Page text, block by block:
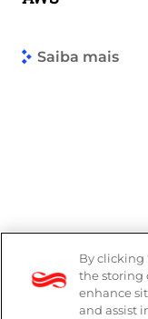
Saiba mais
By clicking
the storing
enhance
and assist